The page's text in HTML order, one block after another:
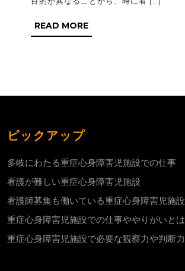
施
設
で
の
仕
事
READ MOREREAD
MORE
ピックアップ
多岐にわたる重症心身障害児施設での仕事
看護が難しい重症心身障害児施設
看護師募集も働いている重症心身障害児施設
重症心身障害児施設での仕事ややりがいとは
重症心身障害児施設で必要な観察力や判断力